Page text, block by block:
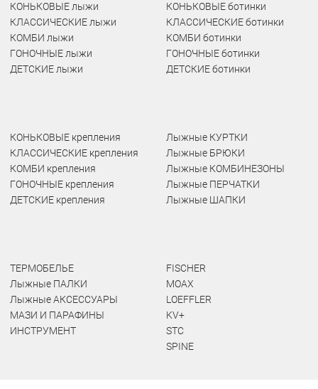
КОНЬКОВЫЕ лыжи
КЛАССИЧЕСКИЕ лыжи
КОМБИ лыжи
ГОНОЧНЫЕ лыжи
ДЕТСКИЕ лыжи
КОНЬКОВЫЕ ботинки
КЛАССИЧЕСКИЕ ботинки
КОМБИ ботинки
ГОНОЧНЫЕ ботинки
ДЕТСКИЕ ботинки
КОНЬКОВЫЕ крепления
КЛАССИЧЕСКИЕ крепления
КОМБИ крепления
ГОНОЧНЫЕ крепления
ДЕТСКИЕ крепления
Лыжные КУРТКИ
Лыжные БРЮКИ
Лыжные КОМБИНЕЗОНЫ
Лыжные ПЕРЧАТКИ
Лыжные ШАПКИ
ТЕРМОБЕЛЬЕ
Лыжные ПАЛКИ
Лыжные АКСЕССУАРЫ
МАЗИ И ПАРАФИНЫ
ИНСТРУМЕНТ
FISCHER
MOAX
LOEFFLER
KV+
STC
SPINE